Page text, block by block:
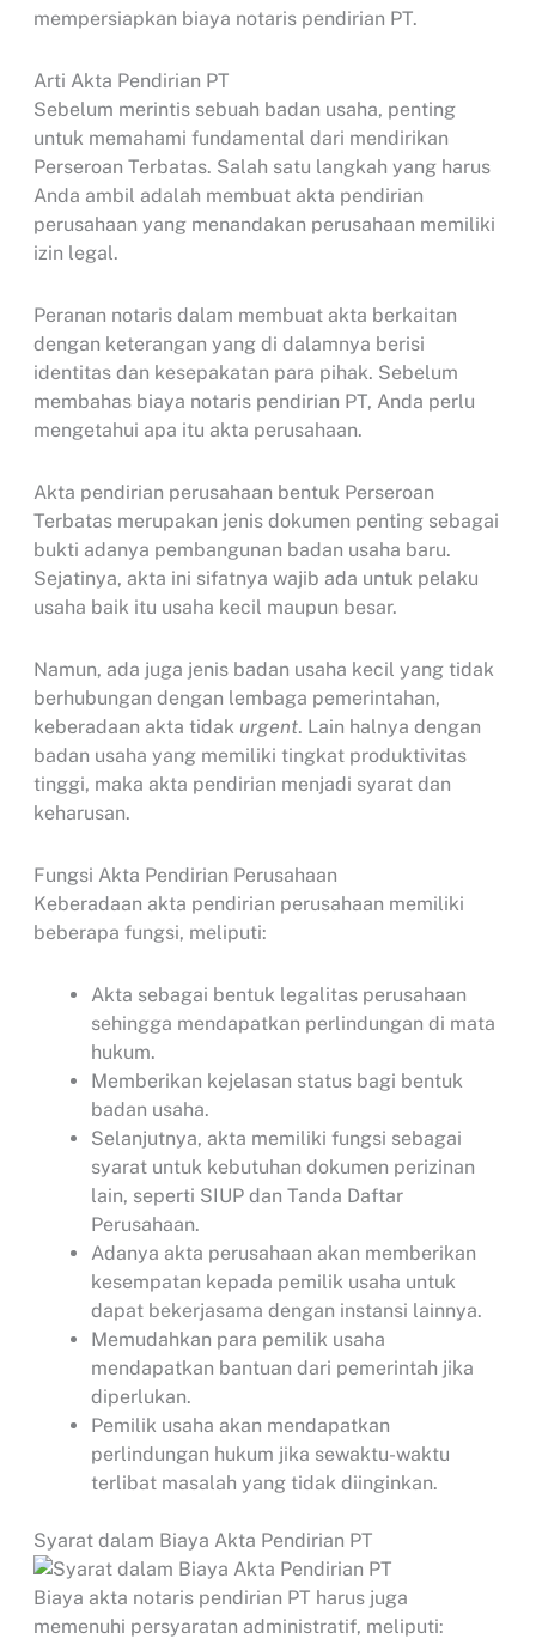
mempersiapkan biaya notaris pendirian PT.
Arti Akta Pendirian PT
Sebelum merintis sebuah badan usaha, penting
untuk memahami fundamental dari mendirikan
Perseroan Terbatas. Salah satu langkah yang harus
Anda ambil adalah membuat akta pendirian
perusahaan yang menandakan perusahaan memiliki
izin legal.
Peranan notaris dalam membuat akta berkaitan
dengan keterangan yang di dalamnya berisi
identitas dan kesepakatan para pihak. Sebelum
membahas biaya notaris pendirian PT, Anda perlu
mengetahui apa itu akta perusahaan.
Akta pendirian perusahaan bentuk Perseroan
Terbatas merupakan jenis dokumen penting sebagai
bukti adanya pembangunan badan usaha baru.
Sejatinya, akta ini sifatnya wajib ada untuk pelaku
usaha baik itu usaha kecil maupun besar.
Namun, ada juga jenis badan usaha kecil yang tidak
berhubungan dengan lembaga pemerintahan,
keberadaan akta tidak urgent. Lain halnya dengan
badan usaha yang memiliki tingkat produktivitas
tinggi, maka akta pendirian menjadi syarat dan
keharusan.
Fungsi Akta Pendirian Perusahaan
Keberadaan akta pendirian perusahaan memiliki
beberapa fungsi, meliputi:
Akta sebagai bentuk legalitas perusahaan
sehingga mendapatkan perlindungan di mata
hukum.
Memberikan kejelasan status bagi bentuk
badan usaha.
Selanjutnya, akta memiliki fungsi sebagai
syarat untuk kebutuhan dokumen perizinan
lain, seperti SIUP dan Tanda Daftar
Perusahaan.
Adanya akta perusahaan akan memberikan
kesempatan kepada pemilik usaha untuk
dapat bekerjasama dengan instansi lainnya.
Memudahkan para pemilik usaha
mendapatkan bantuan dari pemerintah jika
diperlukan.
Pemilik usaha akan mendapatkan
perlindungan hukum jika sewaktu-waktu
terlibat masalah yang tidak diinginkan.
Syarat dalam Biaya Akta Pendirian PT
Biaya akta notaris pendirian PT harus juga
memenuhi persyaratan administratif, meliputi: